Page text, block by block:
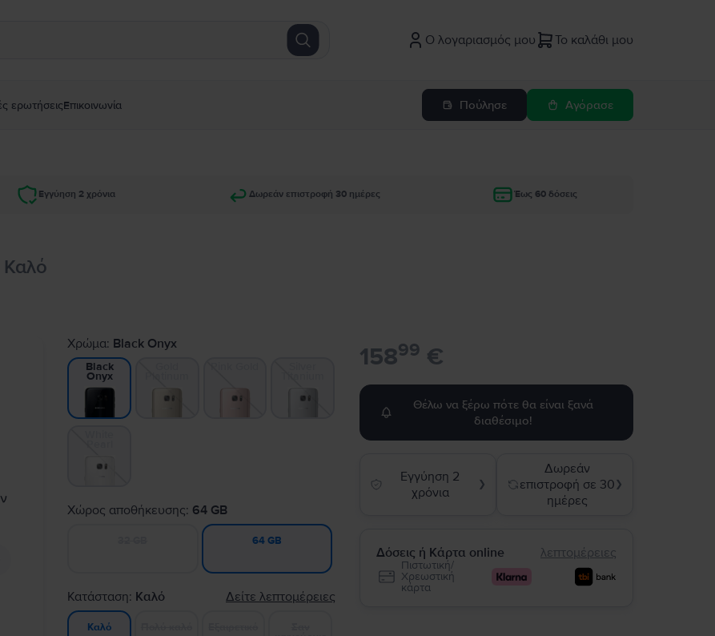
Ο λογαριασμός μου Το καλάθι μου
ερωτήσειςΕπικοινωνία Πούλησε Αγόρασε
Εγγύηση 2 χρόνια Δωρεάν επιστροφή 30 ημέρες Έως 60 δόσεις
Χρώμα: Black Onyx
Black
Onyx
Χώρος αποθήκευσης: 64 GB
64 GB
Κατάσταση: Καλό Δείτε λεπτομέρειες
Καλό
15899 €
Θέλω να ξέρω πότε θα είναι ξανά
διαθέσιμο!
Εγγύηση 2
χρόνια
❯
Δωρεάν
επιστροφή σε 30
ημέρες
❯
Δόσεις ή Κάρτα online λεπτομέρειες
Πιστωτική/
Χρεωστική
κάρτα